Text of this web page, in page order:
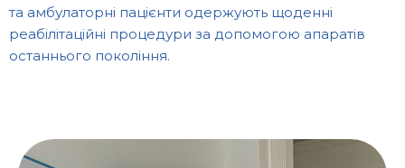
та амбулаторні пацієнти одержують щоденні
реабілітаційні процедури за допомогою апаратів
останнього покоління.